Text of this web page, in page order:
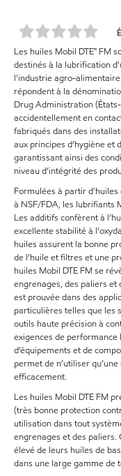
Les huiles Mobil DTE™ FM
destinés à la lubrification
l'industrie agro-
répondent à la
Drug Administration
accidentellement en
fabriqués dans des
aux principes d’hygiène et
garantissant ainsi des
niveau d’intégrité des
Formulées à partir
à NSF/FDA, les lubrifiants
Les additifs confèrent à
excellente stabilité à
huiles assurent la bonne
de l’huile et filtres et une
huiles Mobil DTE FM se
engrenages, des paliers
est prouvée dans des
particulières telles que les
outils haute précision à
exigences de
d’équipements et de
permet de n’utiliser
efficacement.
Les huiles Mobil DTE FM
(très bonne protection
utilisation dans tout
engrenages et des
élevé de leurs huiles de
dans une large gamme de